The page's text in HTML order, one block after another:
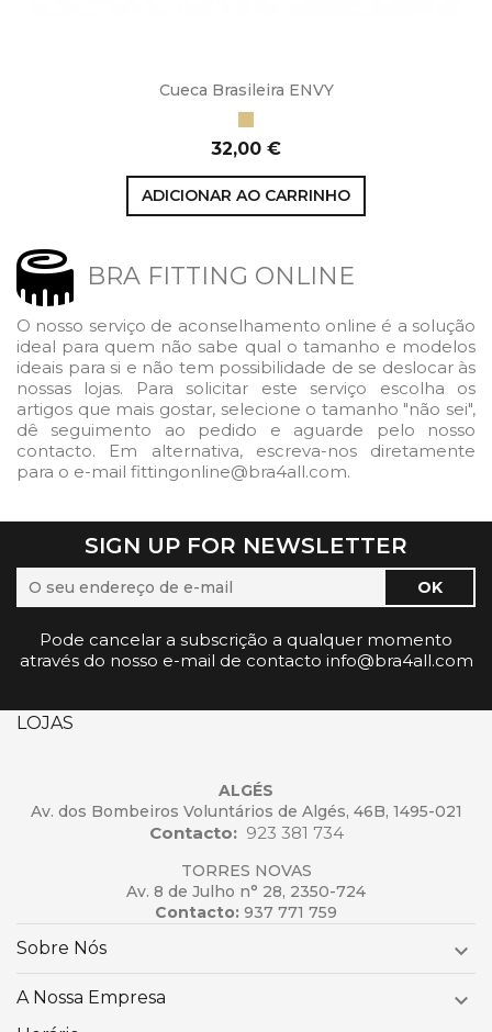
Cueca Brasileira ENVY
Preço
32,00 €
ADICIONAR AO CARRINHO
BRA FITTING ONLINE
O nosso serviço de aconselhamento online é a solução
ideal para quem não sabe qual o tamanho e modelos
ideais para si e não tem possibilidade de se deslocar às
nossas lojas. Para solicitar este serviço escolha os
artigos que mais gostar, selecione o tamanho "não sei",
dê seguimento ao pedido e aguarde pelo nosso
contacto. Em alternativa, escreva-nos diretamente
para o e-mail fittingonline@bra4all.com.
SIGN UP FOR NEWSLETTER
Pode cancelar a subscrição a qualquer momento
através do nosso e-mail de contacto info@bra4all.com
LOJAS
ALGÉS
Av. dos Bombeiros Voluntários de Algés, 46B, 1495-021
Contacto: 923 381 734
TORRES NOVAS
Av. 8 de Julho n° 28, 2350-724
Contacto: 937 771 759
Sobre Nós 
A Nossa Empresa 